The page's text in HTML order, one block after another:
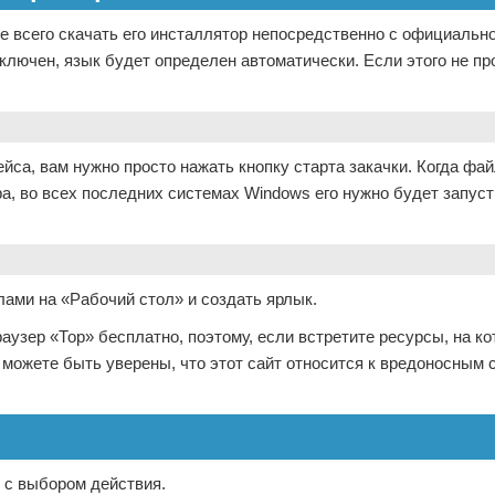
скачать его инсталлятор непосредственно с
язык будет определен автоматически. Если этого не
вам нужно просто нажать кнопку старта закачки. Когда
во всех последних системах Windows его нужно будет
на «Рабочий стол» и создать ярлык.
«Тор» бесплатно, поэтому, если встретите ресурсы, на
быть уверены, что этот сайт относится к вредоносным
с выбором действия.